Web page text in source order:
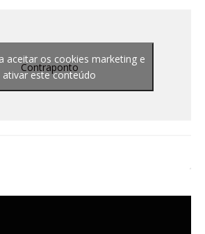
Contraponto
aceitar os cookies marketing e
ativar este conteúdo